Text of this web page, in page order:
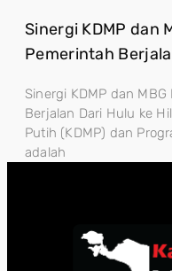
Sinergi KDMP dan
Pemerintah
Sinergi KDMP dan
Berjalan Dari Hulu ke
Putih (KDMP) dan
adalah